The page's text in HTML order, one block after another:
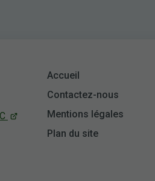
Accueil
Contactez-nous
Mentions légales
Plan du site